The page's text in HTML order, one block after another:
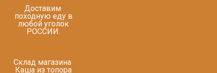
Доставим
походную еду в
любой уголок
РОССИИ.
Склад магазина
Каша из топора